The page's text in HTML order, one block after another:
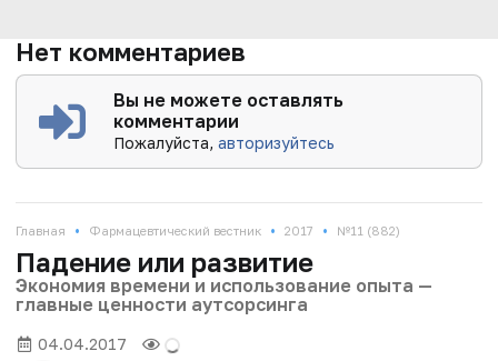
Нет комментариев
Вы не можете оставлять
комментарии
Пожалуйста,авторизуйтесь
Главная • Фармацевтический вестник • 2017 • №11 (882)
Падение или развитие
Экономия времени и использование опыта —
главные ценности аутсорсинга
04.04.2017